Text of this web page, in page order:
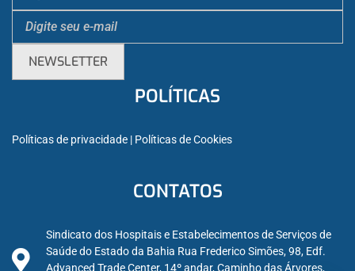
POLÍTICAS
Políticas de privacidade | Políticas de Cookies
CONTATOS
Sindicato dos Hospitais e Estabelecimentos de Serviços de
Saúde do Estado da Bahia Rua Frederico Simões, 98, Edf.